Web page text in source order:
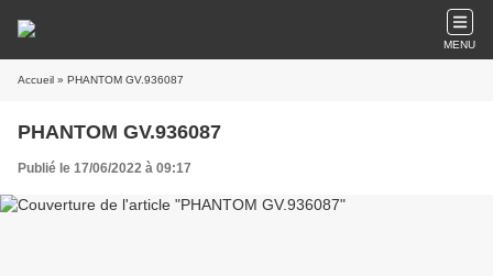
MENU
Accueil » PHANTOM GV.936087
PHANTOM GV.936087
Publié le 17/06/2022 à 09:17